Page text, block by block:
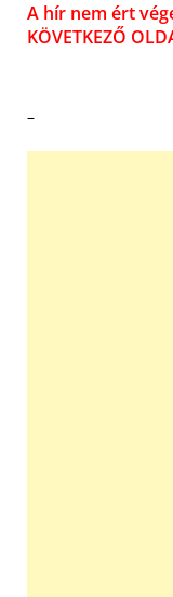
A hír nem ért
KÖVETKEZŐ
–